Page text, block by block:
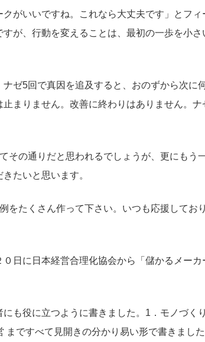
がいいですね。これなら大丈夫です」とフィ
が、行動を変えることは、最初の一歩を小さ
ゼ5回で真因を追及すると、おのずから次に
まりません。改善に終わりはありません。ナ
の通りだと思われるでしょうが、更にもう一
たいと思います。
たくさん作って下さい。いつも応援してお
日に日本経営合理化協会から「儲かるメー
も役に立つように書きました。1．モノづく
ですべて見開きの分かり易い形で書きました